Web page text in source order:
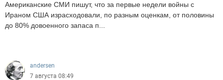
Американские СМИ пишут, что за первые недели войны с
Ираном США израсходовали, по разным оценкам, от половины
до 80% довоенного запаса п...
andersen
7 августа 08:49